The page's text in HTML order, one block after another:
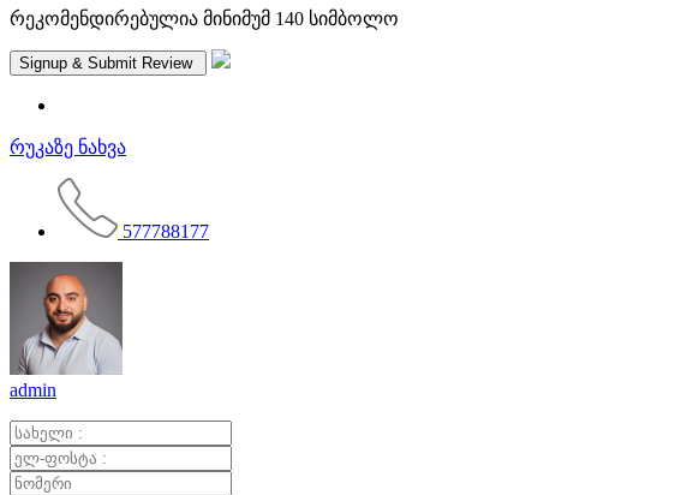
რეკომენდირებულია მინიმუმ 140 სიმბოლო
რუკაზე ნახვა
577788177
admin